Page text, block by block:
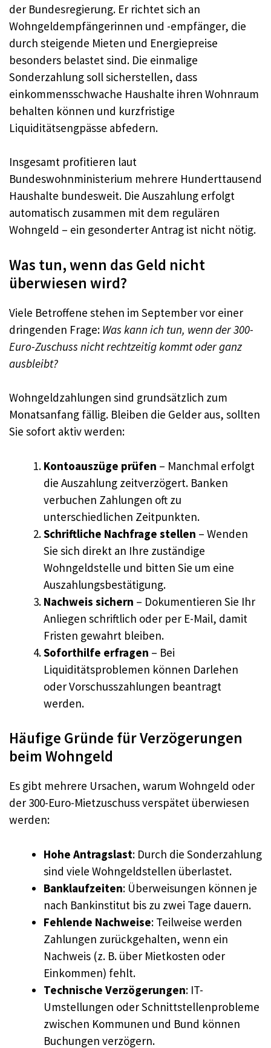
der Bundesregierung. Er richtet sich an
Wohngeldempfängerinnen und -empfänger, die
durch steigende Mieten und Energiepreise
besonders belastet sind. Die einmalige
Sonderzahlung soll sicherstellen, dass
einkommensschwache Haushalte ihren Wohnraum
behalten können und kurzfristige
Liquiditätsengpässe abfedern.
Insgesamt profitieren laut
Bundeswohnministerium mehrere Hunderttausend
Haushalte bundesweit. Die Auszahlung erfolgt
automatisch zusammen mit dem regulären
Wohngeld – ein gesonderter Antrag ist nicht nötig.
Was tun, wenn das Geld nicht
überwiesen wird?
Viele Betroffene stehen im September vor einer
dringenden Frage: Was kann ich tun, wenn der 300-
Euro-Zuschuss nicht rechtzeitig kommt oder ganz
ausbleibt?
Wohngeldzahlungen sind grundsätzlich zum
Monatsanfang fällig. Bleiben die Gelder aus, sollten
Sie sofort aktiv werden:
Kontoauszüge prüfen – Manchmal erfolgt
die Auszahlung zeitverzögert. Banken
verbuchen Zahlungen oft zu
unterschiedlichen Zeitpunkten.
Schriftliche Nachfrage stellen – Wenden
Sie sich direkt an Ihre zuständige
Wohngeldstelle und bitten Sie um eine
Auszahlungsbestätigung.
Nachweis sichern – Dokumentieren Sie Ihr
Anliegen schriftlich oder per E-Mail, damit
Fristen gewahrt bleiben.
Soforthilfe erfragen – Bei
Liquiditätsproblemen können Darlehen
oder Vorschusszahlungen beantragt
werden.
Häufige Gründe für Verzögerungen
beim Wohngeld
Es gibt mehrere Ursachen, warum Wohngeld oder
der 300-Euro-Mietzuschuss verspätet überwiesen
werden:
Hohe Antragslast: Durch die Sonderzahlung
sind viele Wohngeldstellen überlastet.
Banklaufzeiten: Überweisungen können je
nach Bankinstitut bis zu zwei Tage dauern.
Fehlende Nachweise: Teilweise werden
Zahlungen zurückgehalten, wenn ein
Nachweis (z. B. über Mietkosten oder
Einkommen) fehlt.
Technische Verzögerungen: IT-
Umstellungen oder Schnittstellenprobleme
zwischen Kommunen und Bund können
Buchungen verzögern.